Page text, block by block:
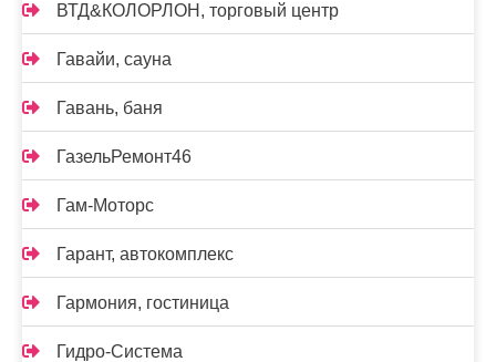
ВТД&КОЛОРЛОН, торговый центр
Гавайи, сауна
Гавань, баня
ГазельРемонт46
Гам-Моторс
Гарант, автокомплекс
Гармония, гостиница
Гидро-Система